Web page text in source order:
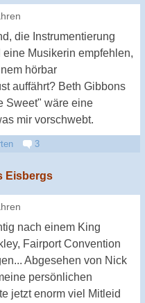
die Instrumentierung
Musikerin empfehlen,
hörbar
auffährt? Beth Gibbons
Sweet" wäre eine
mir vorschwebt.
3
Eisbergs
nach einem King
Fairport Convention
Abgesehen von Nick
persönlichen
jetzt enorm viel Mitleid